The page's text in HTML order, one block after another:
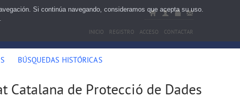
INICIO REGISTRO ACCESO CONTACTAR
BÚSQUEDAS HISTÓRICAS
de Protecció de Dades
Si continúa navegando, consideramos que acepta su uso.
.